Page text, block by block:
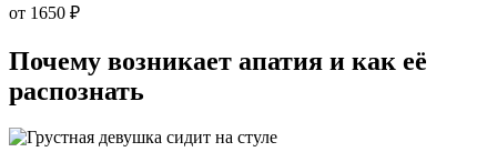
от 1650 ₽
Почему возникает апатия и как её
распознать